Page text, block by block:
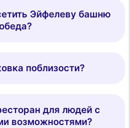
Эйфелеву башню
поблизости?
для людей с
возможностями?